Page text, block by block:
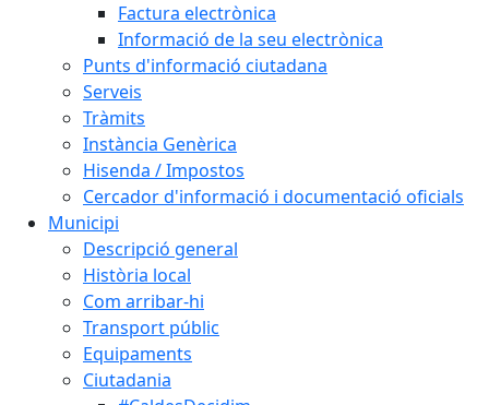
Factura electrònica
Informació de la seu electrònica
Punts d'informació ciutadana
Serveis
Tràmits
Instància Genèrica
Hisenda / Impostos
Cercador d'informació i documentació oficials
Municipi
Descripció general
Història local
Com arribar-hi
Transport públic
Equipaments
Ciutadania